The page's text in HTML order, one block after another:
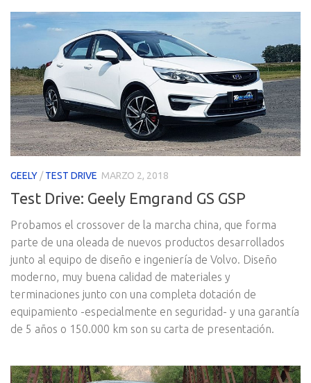
GEELY /TEST DRIVE MARZO 2, 2018
Test Drive: Geely Emgrand GS GSP
Probamos el crossover de la marcha china, que forma
parte de una oleada de nuevos productos desarrollados
junto al equipo de diseño e ingeniería de Volvo. Diseño
moderno, muy buena calidad de materiales y
terminaciones junto con una completa dotación de
equipamiento -especialmente en seguridad- y una garantía
de 5 años o 150.000 km son su carta de presentación.